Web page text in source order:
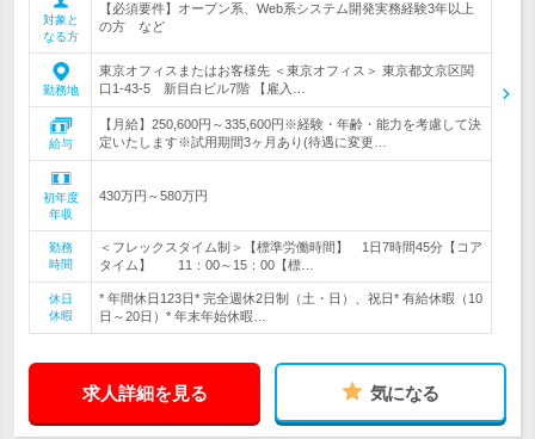
対象と
なる方
【必須要件】オープン系、Web系システム開発実務経験3年以上
の方 など
勤務地
東京オフィスまたはお客様先 ＜東京オフィス＞ 東京都文京区関
口1-43-5 新目白ビル7階 【雇入…
給与
【月給】250,600円～335,600円※経験・年齢・能力を考慮して決
定いたします※試用期間3ヶ月あり(待遇に変更…
初年度
年収
430万円～580万円
勤務
時間
＜フレックスタイム制＞【標準労働時間】 1日7時間45分【コア
タイム】 11：00～15：00【標…
休日
休暇
* 年間休日123日* 完全週休2日制（土・日）、祝日* 有給休暇（10
日～20日）* 年末年始休暇…
求人詳細を見る 気になる